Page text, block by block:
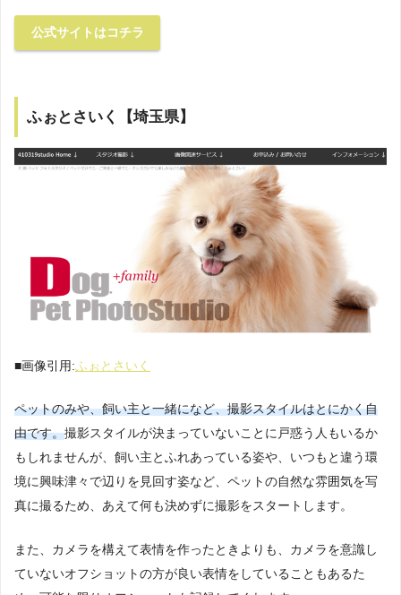
公式サイトはコチラ
ふぉとさいく【埼玉県】
■画像引用:ふぉとさいく
ペットのみや、飼い主と一緒になど、撮影スタイルはとにかく自
由です。撮影スタイルが決まっていないことに戸惑う人もいるか
もしれませんが、飼い主とふれあっている姿や、いつもと違う環
境に興味津々で辺りを見回す姿など、ペットの自然な雰囲気を写
真に撮るため、あえて何も決めずに撮影をスタートします。
また、カメラを構えて表情を作ったときよりも、カメラを意識し
ていないオフショットの方が良い表情をしていることもあるた